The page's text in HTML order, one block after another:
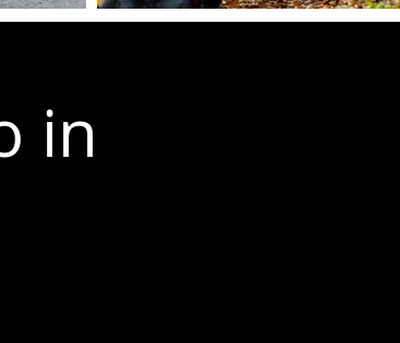
in